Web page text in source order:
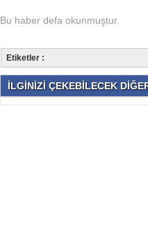
Bu haber defa okunmuştur.
Etiketler :
İLGİNİZİ ÇEKEBİLECEK